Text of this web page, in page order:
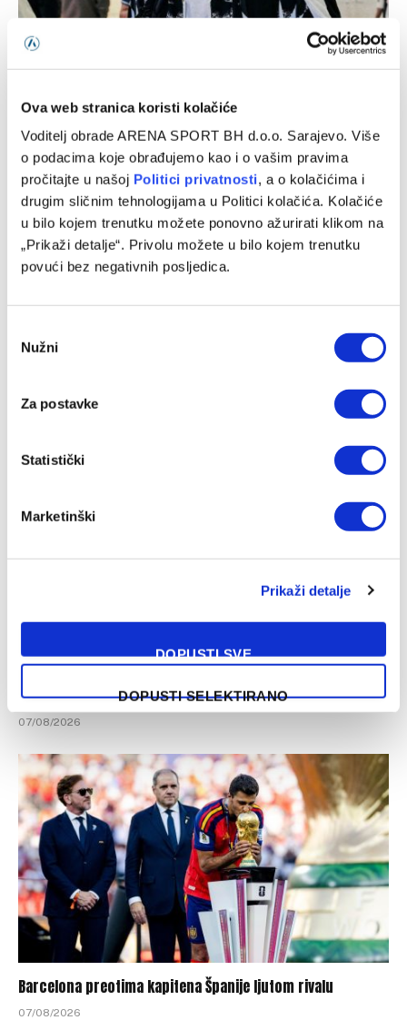
Ova web stranica koristi kolačiće
Voditelj obrade ARENA SPORT BH d.o.o. Sarajevo. Više
o podacima koje obrađujemo kao i o vašim pravima
pročitajte u našoj Politici privatnosti, a o kolačićima i
drugim sličnim tehnologijama u Politici kolačića. Kolačiće
u bilo kojem trenutku možete ponovno ažurirati klikom na
„Prikaži detalje“. Privolu možete u bilo kojem trenutku
povući bez negativnih posljedica.
Selection
Nužni
Za postavke
Statistički
Marketinški
Prikaži detalje
DOPUSTI SVE
DOPUSTI SELEKTIRANO
Italijanski mediji: Alajbegović sutra debituje za Juventus
07/08/2026
Baždar zvanično predstavljen u novom klubu, zadužio je
07/08/2026
pojačanje i oborio rekord
07/08/2026
Barcelona preotima kapitena Španije ljutom rivalu
07/08/2026